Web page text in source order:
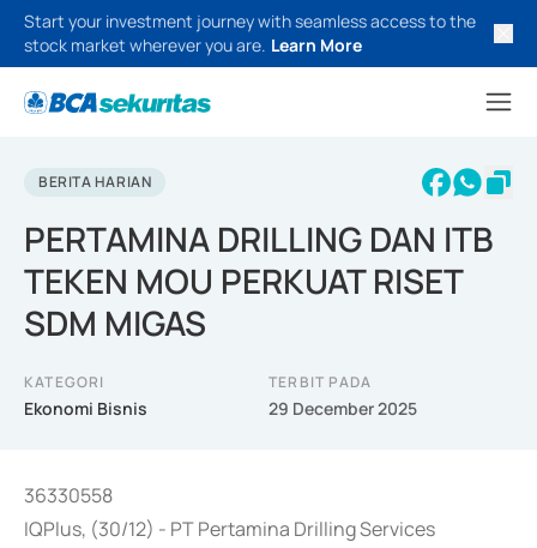
Start your investment journey with seamless access to the
stock market wherever you are. Learn More
BERITA HARIAN
PERTAMINA DRILLING DAN ITB
TEKEN MOU PERKUAT RISET
SDM MIGAS
KATEGORI
Ekonomi Bisnis
TERBIT PADA
29 December 2025
36330558
IQPlus, (30/12) - PT Pertamina Drilling Services